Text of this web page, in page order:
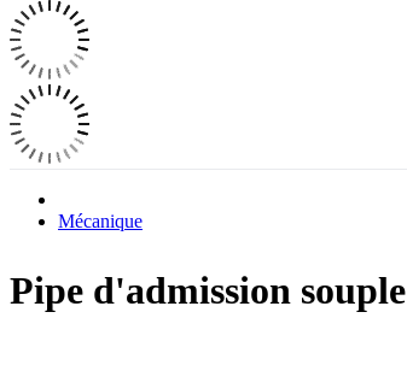
Mécanique
Pipe d'admission souple